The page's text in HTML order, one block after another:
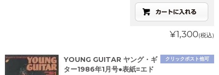
¥1,300(税込)
クリックポスト他可
YOUNG GUITAR ヤング・ギ
ター1986年1月号●表紙=エド